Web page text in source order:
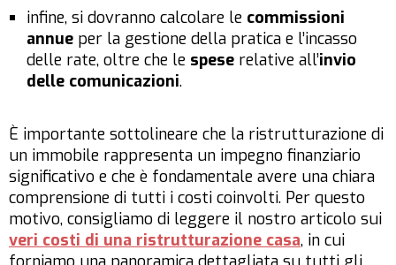
infine, si dovranno calcolare le commissioni
annue per la gestione della pratica e l’incasso
delle rate, oltre che le spese relative all’invio
delle comunicazioni.
È importante sottolineare che la ristrutturazione di
un immobile rappresenta un impegno finanziario
significativo e che è fondamentale avere una chiara
comprensione di tutti i costi coinvolti. Per questo
motivo, consigliamo di leggere il nostro articolo sui
veri costi di una ristrutturazione casa, in cui